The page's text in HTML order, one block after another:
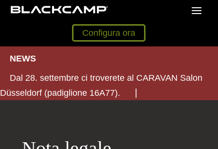
Configura ora
NEWS
Dal 28. settembre ci troverete al CARAVAN Salon
Düsseldorf (padiglione 16A77).